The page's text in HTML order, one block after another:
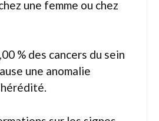
une femme ou chez
% des cancers du sein
une anomalie